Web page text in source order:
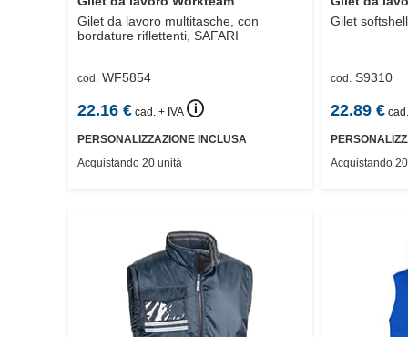
Gilet da lavoro multitasche, con
bordature riflettenti, SAFARI
cod. WF5854
22.16 € cad. + IVA 🛈
PERSONALIZZAZIONE INCLUSA
Acquistando 20 unità
Gilet softshell
cod. S9310
22.89€
Acquistando